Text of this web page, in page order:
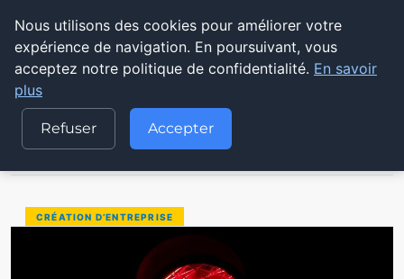
POUVOIR OUVRIER
ACCUEIL CRÉATION D’ENTREPRISE
QUELLES SONT LES PRINCIPALES RÉGLEMENTATIONS ET…
CRÉATION D’ENTREPRISE
QUELLES SONT LES PRINCIPALES
Nous utilisons des cookies pour améliorer votre
expérience de navigation. En poursuivant, vous
acceptez notre politique de confidentialité. En savoir
plus
Refuser Accepter